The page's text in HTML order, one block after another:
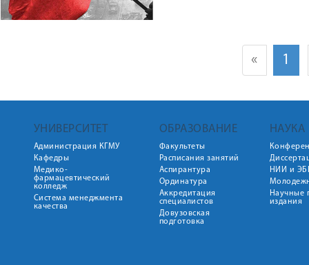
« 1
УНИВЕРСИТЕТ
Администрация КГМУ
Кафедры
Медико-
фармацевтический
колледж
Система менеджмента
качества
ОБРАЗОВАНИЕ
Факультеты
Расписания занятий
Аспирантура
Ординатура
Аккредитация
специалистов
Довузовская
подготовка
НАУКА
НИИ и
Научные
издания